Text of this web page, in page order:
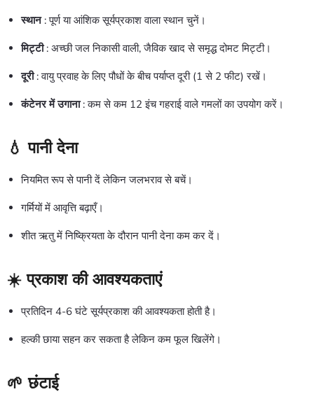
स्थान: पूर्ण या आंशिक सूर्यप्रकाश वाला स्थान चुनें।
मिट्टी: अच्छी जल निकासी वाली, जैविक खाद से समृद्ध दोमट मिट्टी।
दूरी: वायु प्रवाह के लिए पौधों के बीच पर्याप्त दूरी (1 से 2 फीट) रखें।
कंटेनर में उगाना: कम से कम 12 इंच गहराई वाले गमलों का उपयोग करें।
💧 पानी देना
नियमित रूप से पानी दें लेकिन जलभराव से बचें।
गर्मियों में आवृत्ति बढ़ाएँ।
शीत ऋतु में निष्क्रियता के दौरान पानी देना कम कर दें।
☀️ प्रकाश की आवश्यकताएं
प्रतिदिन 4-6 घंटे सूर्यप्रकाश की आवश्यकता होती है।
हल्की छाया सहन कर सकता है लेकिन कम फूल खिलेंगे।
🌱 छंटाई